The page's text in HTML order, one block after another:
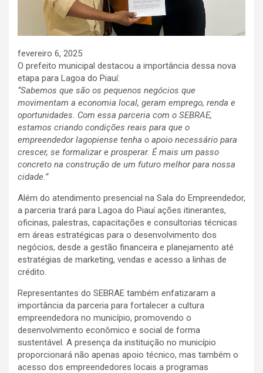
fevereiro 6, 2025
O prefeito municipal destacou a importância dessa nova
etapa para Lagoa do Piauí:
“Sabemos que são os pequenos negócios que
movimentam a economia local, geram emprego, renda e
oportunidades. Com essa parceria com o SEBRAE,
estamos criando condições reais para que o
empreendedor lagopiense tenha o apoio necessário para
crescer, se formalizar e prosperar. É mais um passo
concreto na construção de um futuro melhor para nossa
cidade.”
Além do atendimento presencial na Sala do Empreendedor,
a parceria trará para Lagoa do Piauí ações itinerantes,
oficinas, palestras, capacitações e consultorias técnicas
em áreas estratégicas para o desenvolvimento dos
negócios, desde a gestão financeira e planejamento até
estratégias de marketing, vendas e acesso a linhas de
crédito.
Representantes do SEBRAE também enfatizaram a
importância da parceria para fortalecer a cultura
empreendedora no município, promovendo o
desenvolvimento econômico e social de forma
sustentável. A presença da instituição no município
proporcionará não apenas apoio técnico, mas também o
acesso dos empreendedores locais a programas